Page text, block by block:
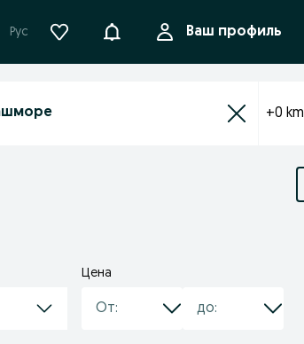
Рус УведомленияВаш профиль
+0 km
Цена